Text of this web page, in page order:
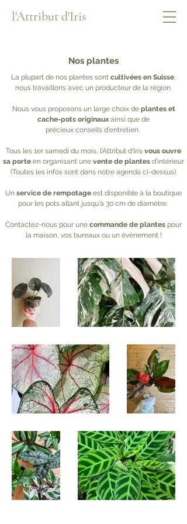
l'Attribut d'Iris
Nos plantes
La plupart de nos plantes sont cultivées en Suisse,
nous travaillons avec un producteur de la région.
Nous vous proposons un large choix de plantes et
cache-pots originaux ainsi que de
précieux conseils d'entretien.
Tous les 1er samedi du mois, l'Attribut d'Iris vous ouvre
sa porte en organisant une vente de plantes d'intérieur
(Toutes les infos sont dans notre agenda ci-dessus).
Un service de rempotage est disponible à la boutique
pour les pots allant jusqu'à 30 cm de diamètre.
Contactez-nous pour une commande de plantes pour
la maison, vos bureaux ou un évènement !